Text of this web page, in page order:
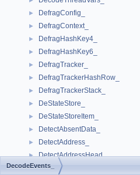
► DefragConfig_
► DefragContext_
► DefragHashKey4_
► DefragHashKey6_
► DefragTracker_
► DefragTrackerHashRow_
► DefragTrackerStack_
► DeStateStore_
► DeStateStoreItem_
► DetectAbsentData_
► DetectAddress_
► DetectAddressHead_
► DetectAddressMap_
DecodeEvents_